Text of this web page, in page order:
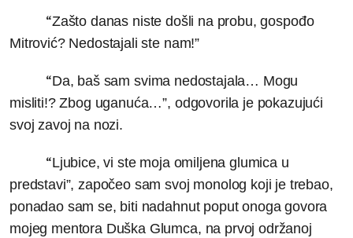
“Zašto danas niste došli na probu, gospođo
Mitrović? Nedostajali ste nam!”
“Da, baš sam svima nedostajala… Mogu
misliti!? Zbog uganuća…”, odgovorila je pokazujući
svoj zavoj na nozi.
“Ljubice, vi ste moja omiljena glumica u
predstavi”, započeo sam svoj monolog koji je trebao,
ponadao sam se, biti nadahnut poput onoga govora
mojeg mentora Duška Glumca, na prvoj održanoj